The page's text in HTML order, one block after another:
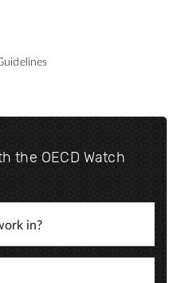
the OECD Watch